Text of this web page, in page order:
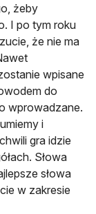
żeby
I po tym roku
że nie ma
wpisane
do
wprowadzane.
i
gra idzie
Słowa
słowa
w zakresie